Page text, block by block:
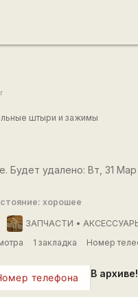
штыри и зажимы
Будет удалено: Вт, 31 Мар
хорошее
ЗАПЧАСТИ •
1 закладка Номер
телефона В